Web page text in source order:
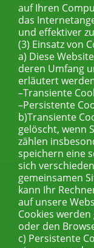
auf Ihren
das
und effektiver
(3) Einsatz von
a) Diese
deren Umfang
erläutert
–Transiente
–Persistente
b)Transiente
gelöscht, wenn
zählen
speichern eine
sich
gemeinsamen
kann Ihr
auf unsere
Cookies
oder den
c) Persistente